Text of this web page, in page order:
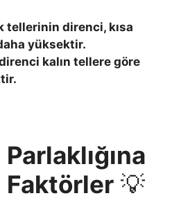
tellerinin direnci, kısa
yüksektir.
kalın tellere göre
Faktörler 💡